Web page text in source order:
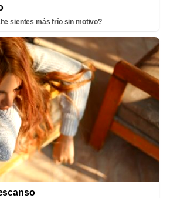
sientes más frío sin motivo?